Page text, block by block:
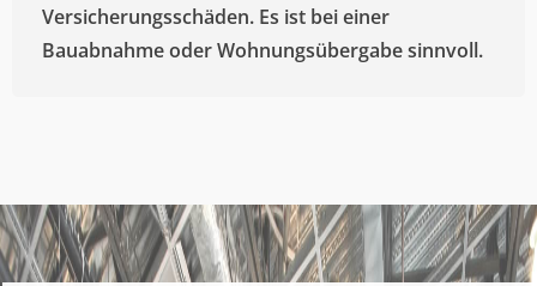
Versicherungsschäden. Es ist bei einer
Bauabnahme oder Wohnungsübergabe sinnvoll.